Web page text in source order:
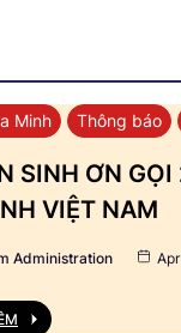
Minh Thông báo
SINH ƠN
VIỆT NAM
Administration